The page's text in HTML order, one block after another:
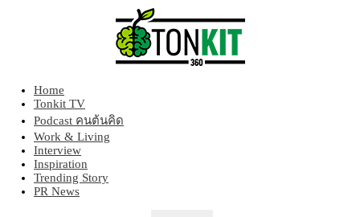
Home
Tonkit TV
Podcast คนต้นคิด
Work & Living
Interview
Inspiration
Trending Story
PR News